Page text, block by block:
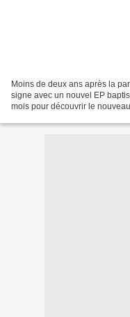
Moins de deux ans après la
signe avec un nouvel EP
mois pour découvrir le